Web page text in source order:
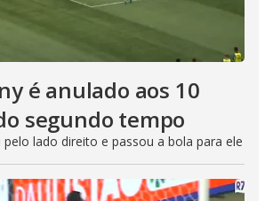
é anulado aos 10
segundo tempo
pelo lado direito e passou a bola para ele